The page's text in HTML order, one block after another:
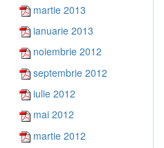
martie 2013
ianuarie 2013
noiembrie 2012
septembrie 2012
iulie 2012
mai 2012
martie 2012